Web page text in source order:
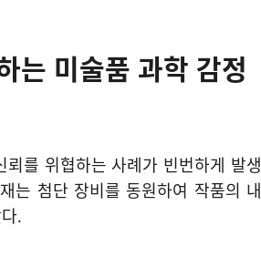
는 미술품 과학 감정
를 위협하는 사례가 빈번하게 발생
는 첨단 장비를 동원하여 작품의 내
.